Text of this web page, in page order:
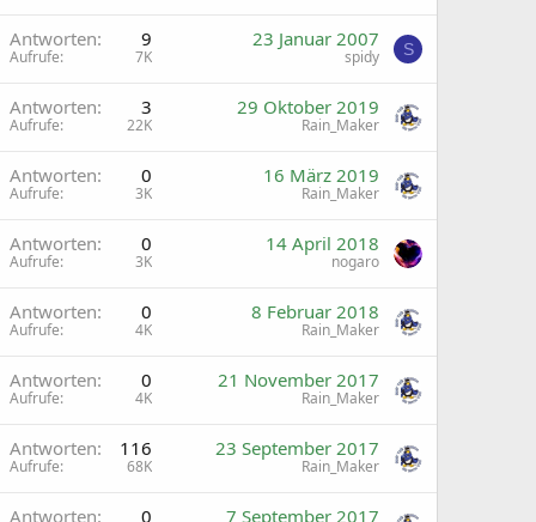
Antworten 9
Aufrufe 7K
23 Januar 2007
spidy S
Antworten 3
Aufrufe 22K
29 Oktober 2019
Rain_Maker
Antworten 0
Aufrufe 3K
16 März 2019
Rain_Maker
Antworten 0
Aufrufe 3K
14 April 2018
nogaro
Antworten 0
Aufrufe 4K
8 Februar 2018
Rain_Maker
Antworten 0
Aufrufe 4K
21 November 2017
Rain_Maker
Antworten 116
Aufrufe 68K
23 September 2017
Rain_Maker
Antworten 0 7 September 2017